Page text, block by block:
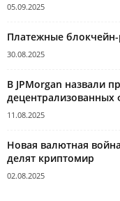
05.09.2025
Платежные
30.08.2025
В JPMorgan назвали
децентрализованных
11.08.2025
Новая валютная
делят криптомир
02.08.2025